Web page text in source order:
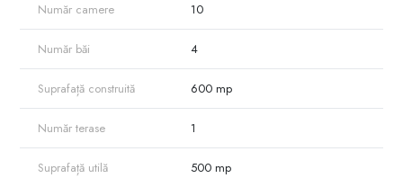
Număr camere 10
Număr băi 4
Suprafață construită 600 mp
Număr terase 1
Suprafață utilă 500 mp